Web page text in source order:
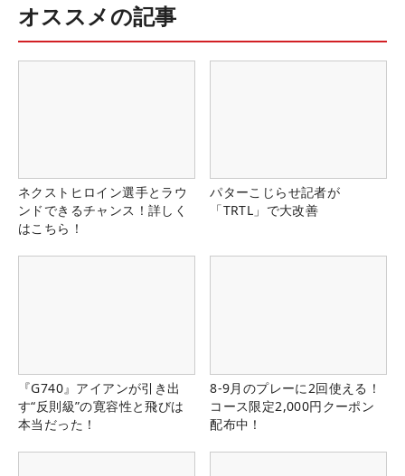
オススメの記事
ネクストヒロイン選手とラウ
ンドできるチャンス！詳しく
はこちら！
パターこじらせ記者が
「TRTL」で大改善
『G740』アイアンが引き出
す“反則級”の寛容性と飛びは
本当だった！
8-9月のプレーに2回使える！
コース限定2,000円クーポン
配布中！